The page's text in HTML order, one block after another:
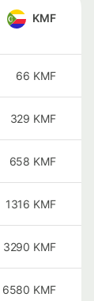
KMF
66 KMF
329 KMF
658 KMF
1316 KMF
3290 KMF
6580 KMF